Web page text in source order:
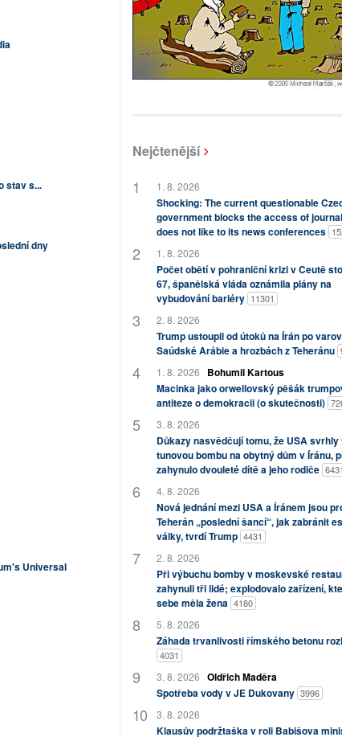
stav s...
dny
Universal
Nejčtenější
1. 8. 2026
Shocking: The current questionable
government blocks the access of
does not like to its news conferences
1. 8. 2026
Počet obětí v pohraniční krizi v Ceutě
67, španělská vláda oznámila plány na
vybudování bariéry 11301
2. 8. 2026
Trump ustoupil od útoků na Írán po
Saúdské Arábie a hrozbách z Teheránu
1. 8. 2026
Bohumil Kartous
Macinka jako orwellovský pěšák
antiteze o demokracii (o skutečnosti)
3. 8. 2026
Důkazy nasvědčují tomu, že USA svrhly
tunovou bombu na obytný dům v Íránu,
zahynulo dvouleté dítě a jeho rodiče 6431
4. 8. 2026
Nová jednání mezi USA a Íránem jsou
Teherán „poslední šancí“, jak zabránit
války, tvrdí Trump 4431
2. 8. 2026
Při výbuchu bomby v moskevské
zahynuli tři lidé; explodovalo zařízení,
sebe měla žena 4180
5. 8. 2026
Záhada trvanlivosti římského betonu
4031
3. 8. 2026 Oldřich Maděra
Spotřeba vody v JE Dukovany 3996
3. 8. 2026
Klausův podržtaška v roli Babišova